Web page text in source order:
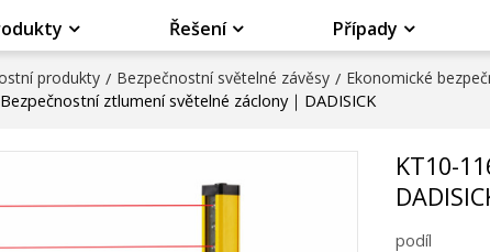
Řešení Případy
produkty / Bezpečnostní světelné závěsy / Ekonomické
ztlumení světelné záclony｜DADISICK
KT10-
podíl